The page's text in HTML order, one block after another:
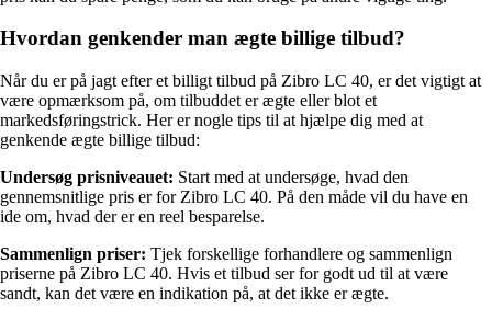
Hvordan genkender man ægte billige tilbud?
Når du er på jagt efter et billigt tilbud på Zibro LC 40, er det vigtigt at
være opmærksom på, om tilbuddet er ægte eller blot et
markedsføringstrick. Her er nogle tips til at hjælpe dig med at
genkende ægte billige tilbud:
Undersøg prisniveauet: Start med at undersøge, hvad den
gennemsnitlige pris er for Zibro LC 40. På den måde vil du have en
ide om, hvad der er en reel besparelse.
Sammenlign priser: Tjek forskellige forhandlere og sammenlign
priserne på Zibro LC 40. Hvis et tilbud ser for godt ud til at være
sandt, kan det være en indikation på, at det ikke er ægte.